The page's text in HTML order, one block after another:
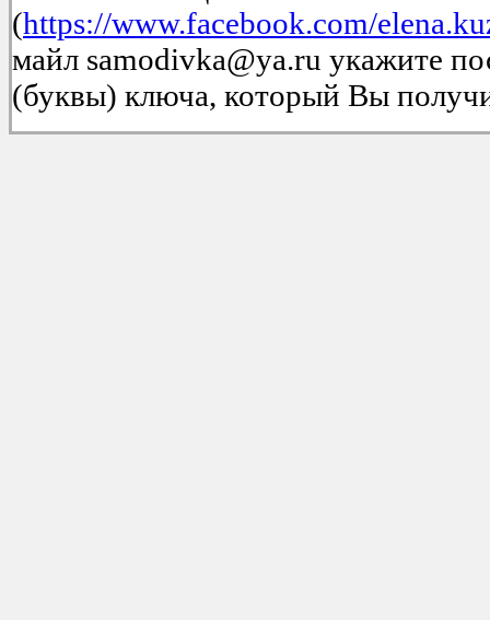
(https://www.facebook.com/
майл samodivka@ya.ru укажите
(буквы) ключа, который Вы